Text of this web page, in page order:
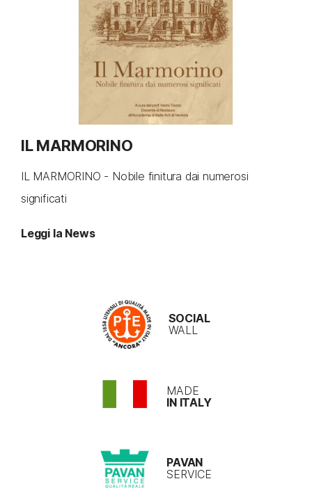
IL MARMORINO
IL MARMORINO - Nobile finitura dai numerosi
significati
Leggi la News
SOCIAL
WALL
MADE
IN ITALY
PAVAN
SERVICE